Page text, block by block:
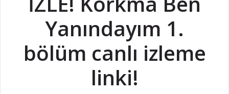
Yanındayım 1.
bölüm canlı izleme
linki!